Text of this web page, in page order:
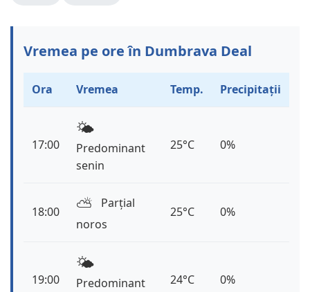
Vremea pe ore în Dumbrava Deal
Ora Vremea Temp. Precipitații
17:00
🌤️
Predominant
senin
25°C 0%
18:00 ⛅️
Parțial
noros
25°C 0%
19:00
🌤️
Predominant
24°C 0%